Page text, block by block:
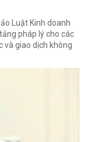
Luật Kinh doanh
pháp lý cho các
và giao dịch không